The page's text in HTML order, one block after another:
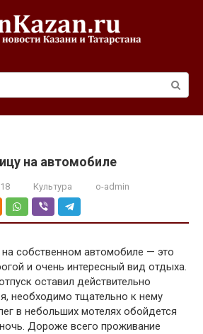
на автомобиле
Культура o-admin
собственном автомобиле — это
и очень интересный вид отдыха.
оставил действительно
необходимо тщательно к нему
в небольших мотелях обойдется
Дороже всего проживание